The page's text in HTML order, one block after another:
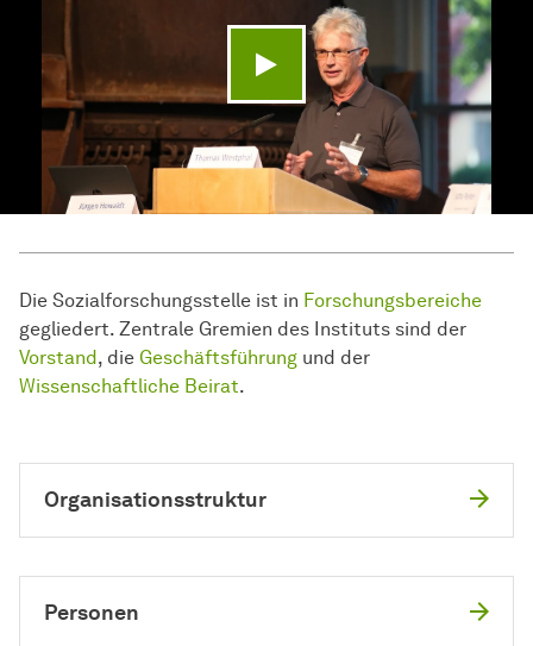
Video abspielen
Die Sozial­forschungs­stelle ist in Forschungsbereiche
gegliedert. Zentrale Gremien des Instituts sind der
Vorstand, die Geschäftsführung und der
Wissenschaftliche Beirat.
Organisations­struktur
Personen